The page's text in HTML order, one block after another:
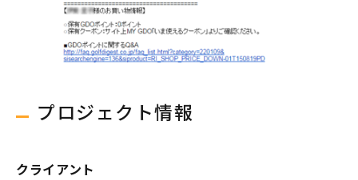
プロジェクト情報
クライアント